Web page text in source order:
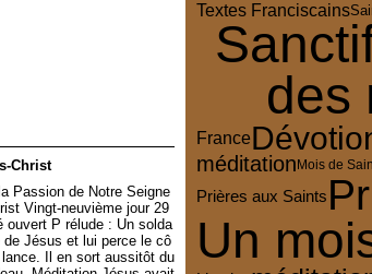
Christ
Passion de Notre Seigne
Vingt-neuvième jour 29
ouvert P rélude : Un solda
de Jésus et lui perce le cô
Il en sort aussitôt du
Textes Franciscains
des
France
méditationMois de
Prières aux Saints
Un